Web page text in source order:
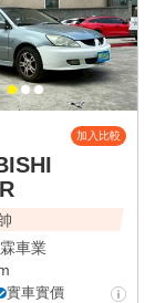
加入比較
車業
實車實價